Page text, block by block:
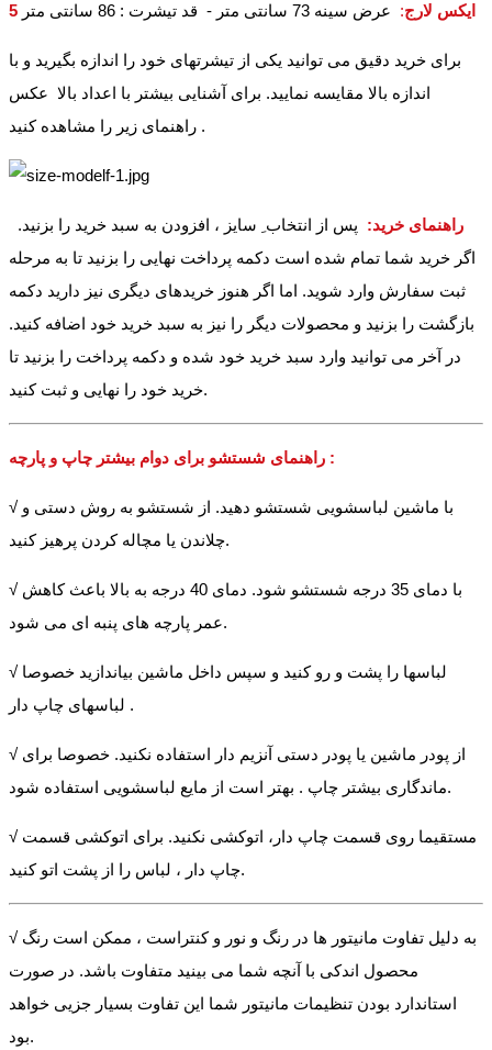
5 ایکس لارج: عرض سینه 73 سانتی متر - قد تیشرت : 86 سانتی متر
برای خرید دقیق می توانید یکی از تیشرتهای خود را اندازه بگیرید و با
اندازه بالا مقایسه نمایید. برای آشنایی بیشتر با اعداد بالا عکس
راهنمای زیر را مشاهده کنید .
راهنمای خرید: پس از انتخاب ِ سایز ، افزودن به سبد خرید را بزنید.
اگر خرید شما تمام شده است دکمه پرداخت نهایی را بزنید تا به مرحله
ثبت سفارش وارد شوید. اما اگر هنوز خریدهای دیگری نیز دارید دکمه
بازگشت را بزنید و محصولات دیگر را نیز به سبد خرید خود اضافه کنید.
در آخر می توانید وارد سبد خرید خود شده و دکمه پرداخت را بزنید تا
خرید خود را نهایی و ثبت کنید.
راهنمای شستشو برای دوام بیشتر چاپ و پارچه :
√ با ماشین لباسشویی شستشو دهید. از شستشو به روش دستی و
چلاندن یا مچاله کردن پرهیز کنید.
√ با دمای 35 درجه شستشو شود. دمای 40 درجه به بالا باعث کاهش
عمر پارچه های پنبه ای می شود.
√ لباسها را پشت و رو کنید و سپس داخل ماشین بیاندازید خصوصا
لباسهای چاپ دار .
√ از پودر ماشین یا پودر دستی آنزیم دار استفاده نکنید. خصوصا برای
ماندگاری بیشتر چاپ . بهتر است از مایع لباسشویی استفاده شود.
√ مستقیما روی قسمت چاپ دار، اتوکشی نکنید. برای اتوکشی قسمت
چاپ دار ، لباس را از پشت اتو کنید.
√ به دلیل تفاوت مانیتور ها در رنگ و نور و کنتراست ، ممکن است رنگ
محصول اندکی با آنچه شما می بینید متفاوت باشد. در صورت
استاندارد بودن تنظیمات مانیتور شما این تفاوت بسیار جزیی خواهد
بود.